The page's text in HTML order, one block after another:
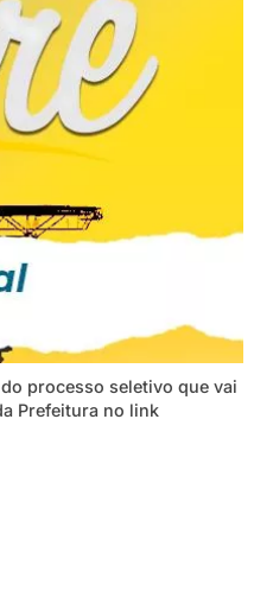
processo seletivo que vai
Prefeitura no link